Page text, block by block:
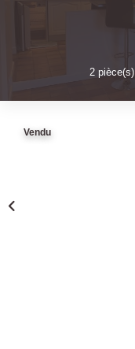
2 pièce(s)
Vendu